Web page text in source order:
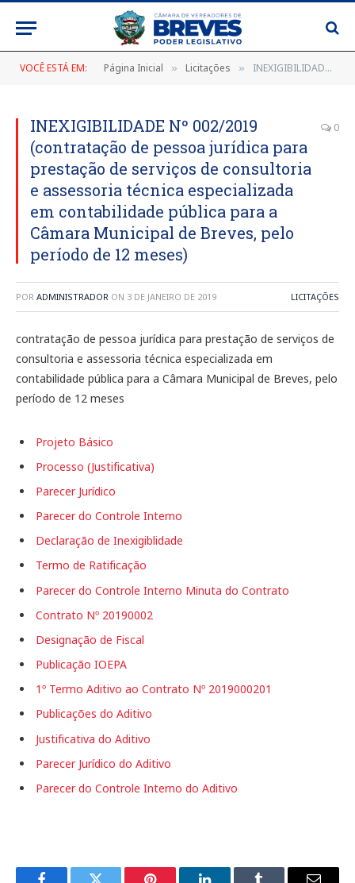
VOCÊ ESTÁ EM: Página Inicial » Licitações » INEXIGIBILIDADE Nº 002/2019 (contratação de pessoa jurídica para prestação de serviços de consultoria e assessoria técnica especializada em contabilidade pública para a Câmara Municipal de Breves, pelo período de 12 meses)
INEXIGIBILIDADE Nº 002/2019
(contratação de pessoa jurídica para
prestação de serviços de consultoria
e assessoria técnica especializada
em contabilidade pública para a
Câmara Municipal de Breves, pelo
período de 12 meses)
0
POR ADMINISTRADOR ON 3 DE JANEIRO DE 2019 LICITAÇÕES
contratação de pessoa jurídica para prestação de serviços de
consultoria e assessoria técnica especializada em
contabilidade pública para a Câmara Municipal de Breves, pelo
período de 12 meses
Projeto Básico
Processo (Justificativa)
Parecer Jurídico
Parecer do Controle Interno
Declaração de Inexigiblidade
Termo de Ratificação
Parecer do Controle Interno Minuta do Contrato
Contrato Nº 20190002
Designação de Fiscal
Publicação IOEPA
1º Termo Aditivo ao Contrato Nº 2019000201
Publicações do Aditivo
Justificativa do Aditivo
Parecer Jurídico do Aditivo
Parecer do Controle Interno do Aditivo